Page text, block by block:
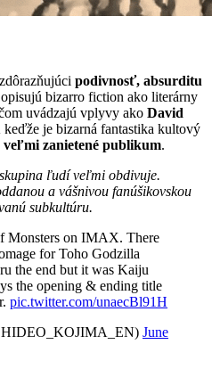
podivnosť, absurditu
bizarro fiction ako literárny
uvádzajú vplyvy ako David
keďže je bizarná fantastika kultový
veľmi zanietené publikum.
ľudí veľmi obdivuje.
a vášnivou fanúšikovskou
subkultúru.
on IMAX. There
for Toho Godzilla
the end but it was Kaiju
the opening & ending title
pic.twitter.com/unaecBl91H
June